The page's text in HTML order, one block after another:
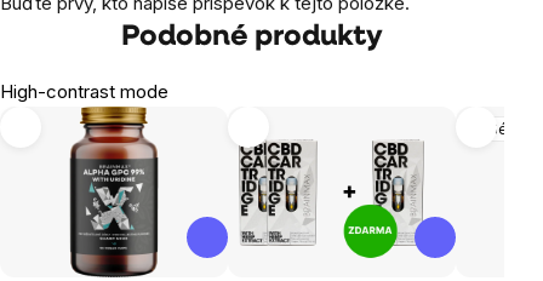
Podobné produkty
High-contrast mode
CéBéDé